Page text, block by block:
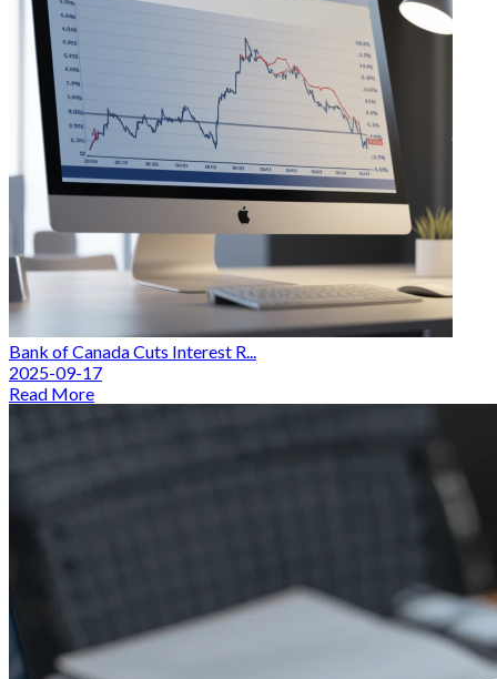
Bank of Canada Cuts Interest R...
2025-09-17
Read More